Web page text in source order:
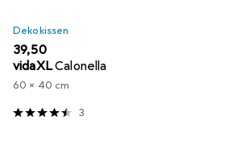
Dekokissen
EUR
39,50
vidaXLCalonella
60 x 40 cm
3